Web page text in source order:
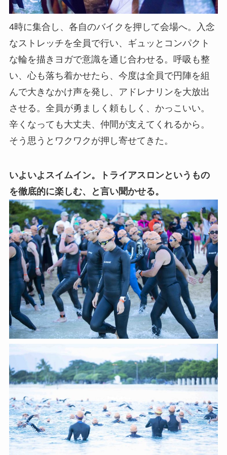
4時に集合し、各自のバイクを押して会場へ。入念
なストレッチを全員で行い、ギュッとコンパクト
な輪を描きヨガで意識を通じ合わせる。呼吸も整
い、心も落ち着かせたら、今度は全員で円陣を組
んで大きなかけ声を発し、アドレナリンを大放出
させる。全員が勇ましく頼もしく、かっこいい。
辛くなっても大丈夫、仲間が支えてくれるから。
そう思うとワクワクが押し寄せてきた。
いよいよスイムイン。トライアスロンというもの
を徹底的に楽しむ、と言い聞かせる。